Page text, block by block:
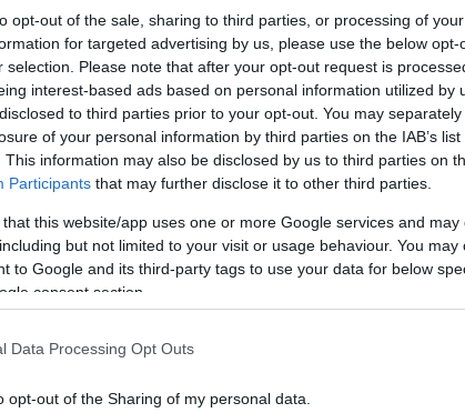
opt-out of the sale, sharing to third parties, or processing of
for targeted advertising by us, please use the below opt-
selection. Please note that after your opt-out request is
interest-based ads based on personal information utilized by
to third parties prior to your opt-out. You may
of your personal information by third parties on the IAB’s
This information may also be disclosed by us to third parties on
Participants that may further disclose it to other third parties.
that this website/app uses one or more Google services and
but not limited to your visit or usage behaviour. You may
to Google and its third-party tags to use your data for below
consent section.
Data Processing Opt Outs
opt-out of the Sharing of my personal data.
le a Reading támadója, Andy Carroll, amelyet
aki aztán a United harmadik találatát szerezte a
Forest elleni hazai Ligakupa elődöntő visszavágó
majd azt a mérkőzést megelőzően fog friss